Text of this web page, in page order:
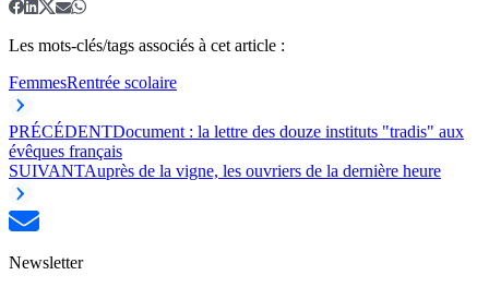
Les mots-clés/tags associés à cet article :
FemmesRentrée scolaire
PRÉCÉDENTDocument : la lettre des douze instituts "tradis" aux
évêques français
SUIVANTAuprès de la vigne, les ouvriers de la dernière heure
Newsletter